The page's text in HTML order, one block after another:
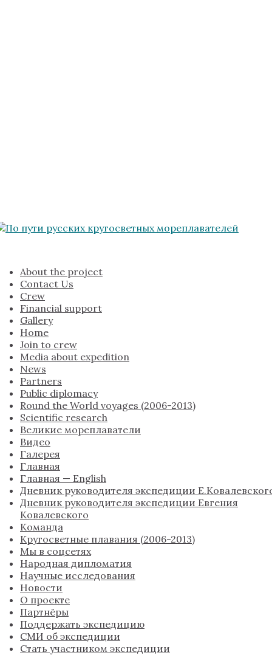
About the project
Contact Us
Crew
Financial support
Gallery
Home
Join to crew
Media about expedition
News
Partners
Public diplomacy
Round the World voyages (2006-2013)
Scientific research
Великие мореплаватели
Видео
Галерея
Главная
Главная — English
Дневник руководителя экспедиции
Дневник руководителя экспедиции Евгения
Ковалевского
Команда
Кругосветные плавания (2006-2013)
Мы в соцсетях
Народная дипломатия
Научные исследования
Новости
О проекте
Партнёры
Поддержать экспедицию
СМИ об экспедиции
Стать участником экспедиции